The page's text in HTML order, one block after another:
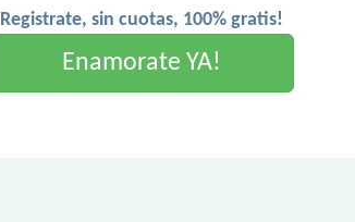
Registrate, sin cuotas, 100% gratis!
Enamorate YA!